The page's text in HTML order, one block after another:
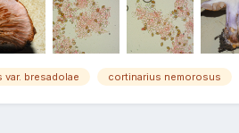
bresadolae cortinarius nemorosus